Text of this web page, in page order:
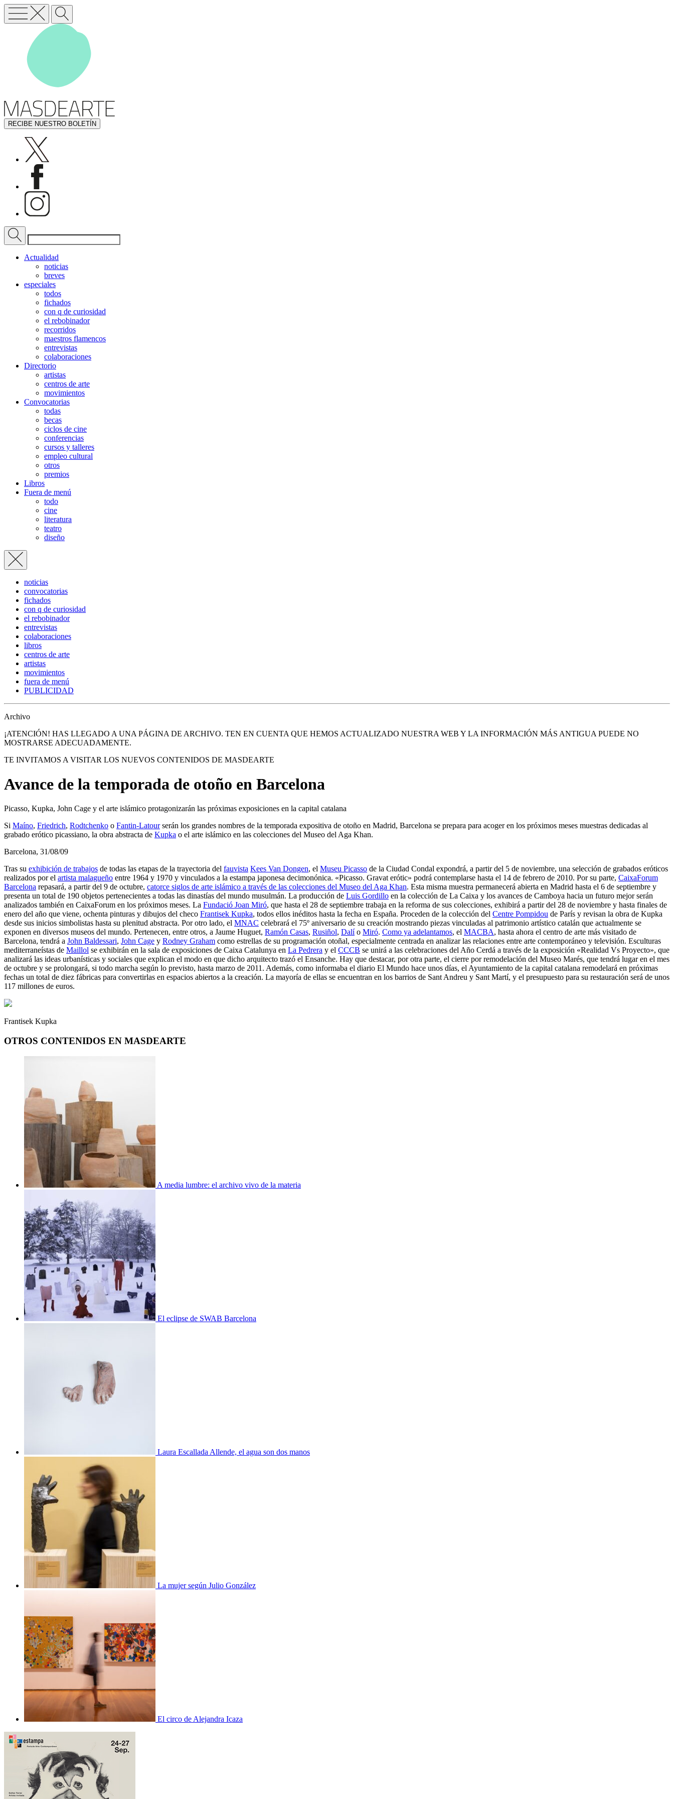
RECIBE NUESTRO BOLETÍN
Actualidad
noticias
breves
especiales
todos
fichados
con q de curiosidad
el rebobinador
recorridos
maestros flamencos
entrevistas
colaboraciones
Directorio
artistas
centros de arte
movimientos
Convocatorias
todas
becas
ciclos de cine
conferencias
cursos y talleres
empleo cultural
otros
premios
Libros
Fuera de menú
todo
cine
literatura
teatro
diseño
noticias
convocatorias
fichados
con q de curiosidad
el rebobinador
entrevistas
colaboraciones
libros
centros de arte
artistas
movimientos
fuera de menú
PUBLICIDAD
Archivo
¡ATENCIÓN! HAS LLEGADO A UNA PÁGINA DE ARCHIVO. TEN EN CUENTA QUE HEMOS ACTUALIZADO NUESTRA WEB Y LA INFORMACIÓN MÁS ANTIGUA PUEDE NO
MOSTRARSE ADECUADAMENTE.
TE INVITAMOS A VISITAR LOS NUEVOS CONTENIDOS DE MASDEARTE
Avance de la temporada de otoño en Barcelona
Picasso, Kupka, John Cage y el arte islámico protagonizarán las próximas exposiciones en la capital catalana
Si Maíno, Friedrich, Rodtchenko o Fantin-Latourserán los grandes nombres de la temporada expositiva de otoño en Madrid, Barcelona se prepara para acoger en los próximos meses muestras dedicadas al
grabado erótico picassiano, la obra abstracta de Kupka o el arte islámico en las colecciones del Museo del Aga Khan.
Barcelona, 31/08/09
Tras su exhibición de trabajos de todas las etapas de la trayectoria del fauvista Kees Van Dongen, el Museu Picasso de la Ciudad Condal expondrá, a partir del 5 de noviembre, una selección de grabados eróticos
realizados por el artista malagueño entre 1964 y 1970 y vinculados a la estampa japonesa decimonónica. «Picasso. Gravat erótic» podrá contemplarse hasta el 14 de febrero de 2010. Por su parte, CaixaForum
Barcelona repasará, a partir del 9 de octubre, catorce siglos de arte islámico a través de las colecciones del Museo del Aga Khan. Esta misma muestra permanecerá abierta en Madrid hasta el 6 de septiembre y
presenta un total de 190 objetos pertenecientes a todas las dinastías del mundo musulmán. La producción de Luis Gordillo en la colección de La Caixa y los avances de Camboya hacia un futuro mejor serán
analizados también en CaixaForum en los próximos meses. La Fundació Joan Miró, que hasta el 28 de septiembre trabaja en la reforma de sus colecciones, exhibirá a partir del 28 de noviembre y hasta finales de
enero del año que viene, ochenta pinturas y dibujos del checo Frantisek Kupka, todos ellos inéditos hasta la fecha en España. Proceden de la colección del Centre Pompidou de París y revisan la obra de Kupka
desde sus inicios simbolistas hasta su plenitud abstracta. Por otro lado, el MNAC celebrará el 75º aniversario de su creación mostrando piezas vinculadas al patrimonio artístico catalán que actualmente se
exponen en diversos museos del mundo. Pertenecen, entre otros, a Jaume Huguet, Ramón Casas, Rusiñol, Dalí o Miró. Como ya adelantamos, el MACBA, hasta ahora el centro de arte más visitado de
Barcelona, tendrá a John Baldessari, John Cage y Rodney Graham como estrellas de su programación otoñal, especialmente centrada en analizar las relaciones entre arte contemporáneo y televisión. Esculturas
mediterraneístas de Maillol se exhibirán en la sala de exposiciones de Caixa Catalunya en La Pedrera y el CCCB se unirá a las celebraciones del Año Cerdá a través de la exposición «Realidad Vs Proyecto», que
analizará las ideas urbanísticas y sociales que explican el modo en que dicho arquitecto trazó el Ensanche. Hay que destacar, por otra parte, el cierre por remodelación del Museo Marés, que tendrá lugar en el mes
de octubre y se prolongará, si todo marcha según lo previsto, hasta marzo de 2011. Además, como informaba el diario El Mundo hace unos días, el Ayuntamiento de la capital catalana remodelará en próximas
fechas un total de diez fábricas para convertirlas en espacios abiertos a la creación. La mayoría de ellas se encuentran en los barrios de Sant Andreu y Sant Martí, y el presupuesto para su restauración será de unos
117 millones de euros.
Frantisek Kupka
OTROS CONTENIDOS EN MASDEARTE
A media lumbre: el archivo vivo de la materia
El eclipse de SWAB Barcelona
Laura Escallada Allende, el agua son dos manos
La mujer según Julio González
El circo de Alejandra Icaza